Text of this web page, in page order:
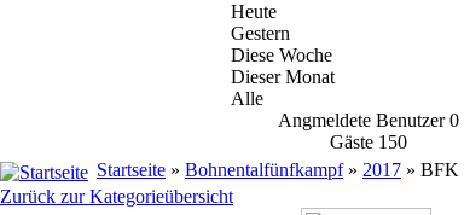
Heute
Gestern
Diese Woche
Dieser Monat
Alle
Angmeldete Benutzer 0
Gäste 150
Startseite » Bohnentalfünfkampf» 2017 » BFK
Zurück zur Kategorieübersicht